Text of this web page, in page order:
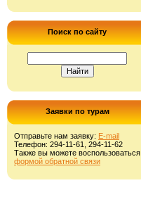
Поиск по сайту
Заявки по турам
Отправьте нам заявку: E-mail
Телефон: 294-11-61, 294-11-62
Также вы можете воспользоваться
формой обратной связи